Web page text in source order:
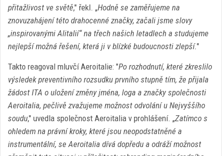
přitažlivost ve světě," řekl. „Hodně se zaměřujeme na
znovuzahájení této drahocenné značky, začali jsme slovy
„inspirovanými Alitalií“ na třech našich letadlech a studujeme
nejlepší možná řešení, která ji v blízké budoucnosti zlepší."
Takto reagoval mluvčí Aeroitalie: "Po rozhodnutí, které zkreslilo
výsledek preventivního rozsudku prvního stupně tím, že přijala
žádost ITA o uložení změny jména, loga a značky společnosti
Aeroitalia, pečlivě zvažujeme možnost odvolání u Nejvyššího
soudu," uvedla společnost Aeroitalia v prohlášení. „Zatímco s
ohledem na právní kroky, které jsou neopodstatněné a
instrumentální, se Aeroitalia dívá dopředu a odráží možnost